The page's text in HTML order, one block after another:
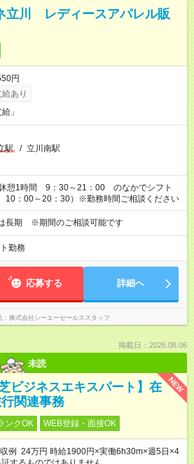
立川 レディースアパレル販
円
あり
」
駅 / 立川南駅
憩1時間 9：30～21：00 のなかでシフト
：00～20：30）※勤務時間ご相談ください
長期 ※期間のご相談可能です
勤務
応募する 詳細へ
株式会社シーエーセールススタッフ
掲載日：2026.08.06
未読
NEW
ビジネスエキスパート】在
関連事務
ンクOK WEB登録・面接OK
例 24万円 時給1900円×実働6h30m×週5日×4